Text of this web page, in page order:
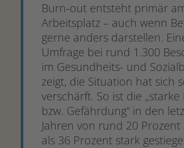
Burn-out entsteht primär
Arbeitsplatz – auch wenn
gerne anders darstellen.
Umfrage bei rund 1.300
im Gesundheits- und
zeigt, die Situation hat sich
verschärft. So ist die „starke
bzw. Gefährdung“ in den
Jahren von rund 20
als 36 Prozent stark